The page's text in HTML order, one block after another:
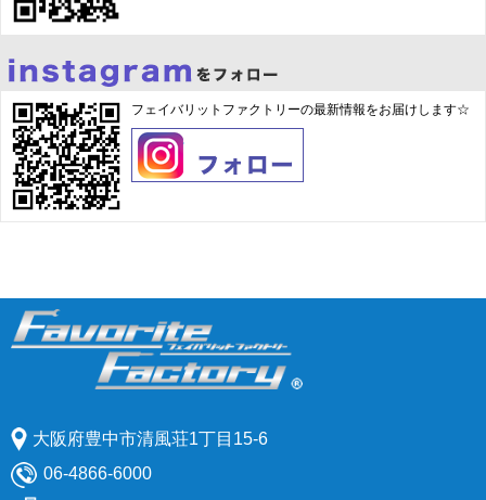
フェイバリットファクトリーの最新情報をお届けします☆
大阪府豊中市清風荘1丁目15-6
06-4866-6000